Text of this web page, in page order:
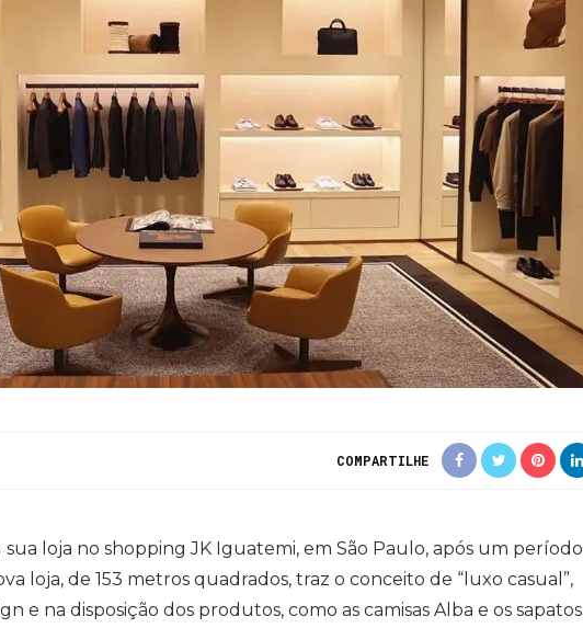
COMPARTILHE
loja no shopping JK Iguatemi, em São Paulo, após um período
loja, de 153 metros quadrados, traz o conceito de “luxo casual”,
e na disposição dos produtos, como as camisas Alba e os sapatos